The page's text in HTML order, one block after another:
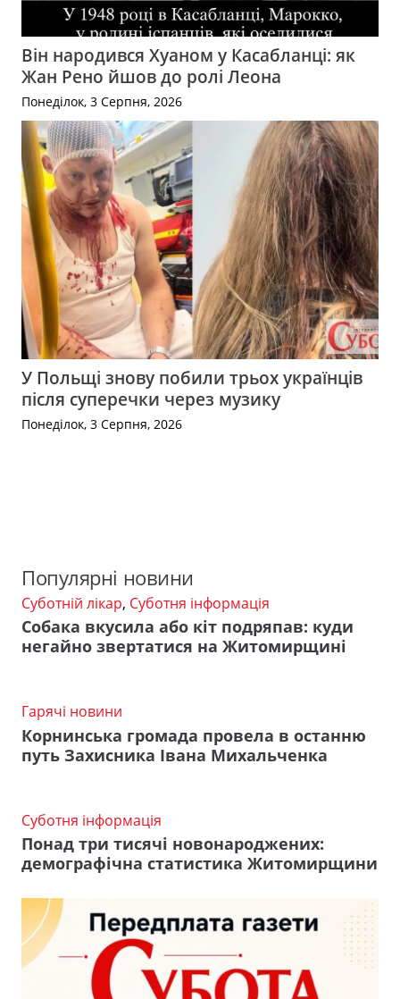
Він народився Хуаном у Касабланці: як
Жан Рено йшов до ролі Леона
Понеділок, 3 Серпня, 2026
У Польщі знову побили трьох українців
після суперечки через музику
Понеділок, 3 Серпня, 2026
Популярні новини
Суботній лікар, Суботня інформація
Собака вкусила або кіт подряпав: куди
негайно звертатися на Житомирщині
Гарячі новини
Корнинська громада провела в останню
путь Захисника Івана Михальченка
Суботня інформація
Понад три тисячі новонароджених:
демографічна статистика Житомирщини